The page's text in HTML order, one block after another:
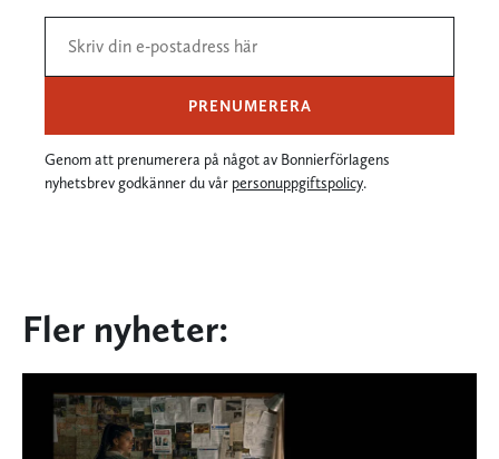
PRENUMERERA
Genom att prenumerera på något av Bonnierförlagens
nyhetsbrev godkänner du vår personuppgiftspolicy.
Fler nyheter: